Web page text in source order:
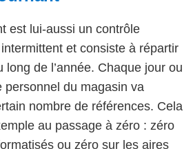
est lui-aussi un contrôle
et consiste à répartir
long de l’année. Chaque jour ou
personnel du magasin va
nombre de références. Cela
au passage à zéro : zéro
ou zéro sur les aires